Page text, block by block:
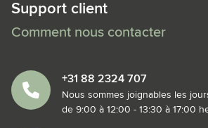
Support client
Comment nous contacter
+31 88 2324 707
Nous sommes joignables les
de 9:00 à 12:00 - 13:30 à 17:00